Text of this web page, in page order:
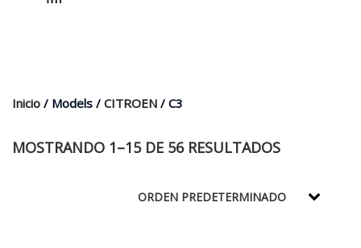
Inicio / Models / CITROEN / C3
MOSTRANDO 1–15 DE 56 RESULTADOS